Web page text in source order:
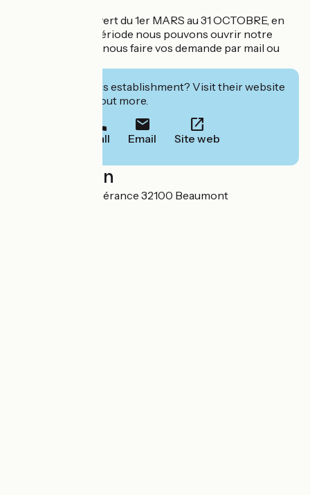
nous sommes ouvert du 1er MARS au 31 OCTOBRE, en
dehors de cette période nous pouvons ouvrir notre
structure, veuillez nous faire vos demande par mail ou
Interested in this establishment? Visit their website
to book or find out more.
Call Email Site web
Localisation
640 route de l'Espérance 32100 Beaumont